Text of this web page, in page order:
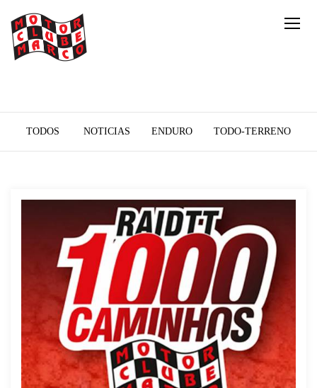
TODOS NOTICIAS ENDURO TODO-TERRENO